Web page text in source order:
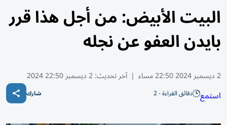
البيت الأبيض: من أجل هذا قرر
بايدن العفو عن نجله
2 ديسمبر 2024 22:50 مساء | آخر تحديث:2 ديسمبر 22:50 2024
استمع دقائق القراءة - 2 شارك